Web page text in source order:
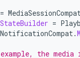
=
=
NotificationCompat.
the media